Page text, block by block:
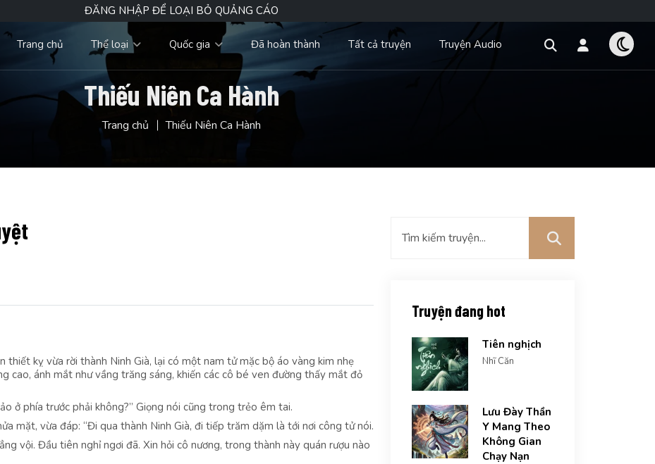
ĐĂNG NHẬP ĐỂ LOẠI BỎ QUẢNG CÁO
Trang chủ Thể loại Quốc gia Đã hoàn thành Tất cả truyện Truyện Audio
Thiếu Niên Ca Hành
Trang chủ Thiếu Niên Ca Hành
thiết kỵ vừa rời thành Ninh Già, lại có một nam tử mặc bộ áo vàng kim nhẹ
cao, ánh mắt như vầng trăng sáng, khiến các cô bé ven đường thấy mắt đỏ
ở phía trước phải không?” Giọng nói cũng trong trẻo êm tai.
mặt, vừa đáp: “Đi qua thành Ninh Già, đi tiếp trăm dặm là tới nơi công tử nói.
vội. Đầu tiên nghỉ ngơi đã. Xin hỏi cô nương, trong thành này quán rượu nào
Truyện đang hot
Tiên nghịch
Nhĩ Căn
Lưu Đày Thần
Y Mang Theo
Không Gian
Chạy Nạn